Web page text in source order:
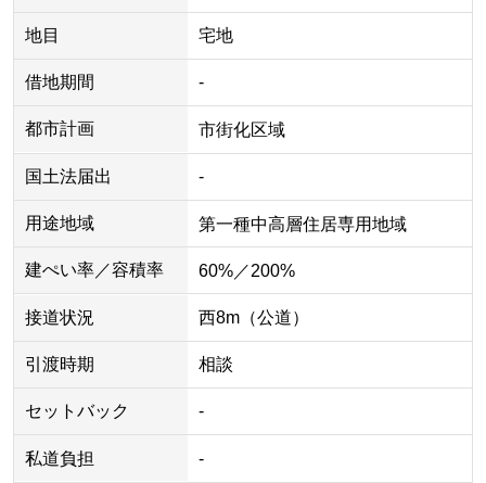
地目 宅地
借地期間 -
都市計画 市街化区域
国土法届出 -
用途地域 第一種中高層住居専用地域
建ぺい率／容積率 60%／200%
接道状況 西8m（公道）
引渡時期 相談
セットバック -
私道負担 -